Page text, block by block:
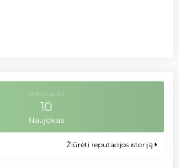
Reputacija
10
Naujokas
Žiūrėti reputacijos istoriją